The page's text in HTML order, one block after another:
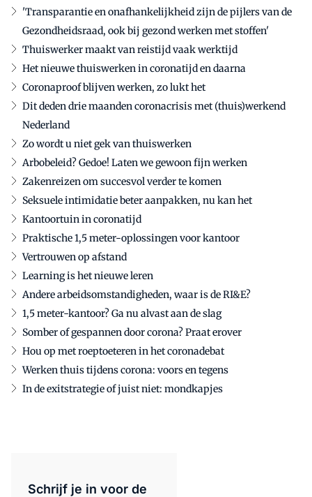
'Transparantie en onafhankelijkheid zijn de pijlers van de
Gezondheidsraad, ook bij gezond werken met stoffen'
Thuiswerker maakt van reistijd vaak werktijd
Het nieuwe thuiswerken in coronatijd en daarna
Coronaproof blijven werken, zo lukt het
Dit deden drie maanden coronacrisis met (thuis)werkend
Nederland
Zo wordt u niet gek van thuiswerken
Arbobeleid? Gedoe! Laten we gewoon fijn werken
Zakenreizen om succesvol verder te komen
Seksuele intimidatie beter aanpakken, nu kan het
Kantoortuin in coronatijd
Praktische 1,5 meter-oplossingen voor kantoor
Vertrouwen op afstand
Learning is het nieuwe leren
Andere arbeidsomstandigheden, waar is de RI&E?
1,5 meter-kantoor? Ga nu alvast aan de slag
Somber of gespannen door corona? Praat erover
Hou op met roeptoeteren in het coronadebat
Werken thuis tijdens corona: voors en tegens
In de exitstrategie of juist niet: mondkapjes
Schrijf je in voor de